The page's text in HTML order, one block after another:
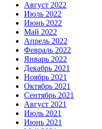
Август 2022
Июль 2022
Июнь 2022
Май 2022
Апрель 2022
Февраль 2022
Январь 2022
Декабрь 2021
Ноябрь 2021
Октябрь 2021
Сентябрь 2021
Август 2021
Июль 2021
Июнь 2021